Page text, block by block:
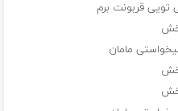
قربونت برم
مامان